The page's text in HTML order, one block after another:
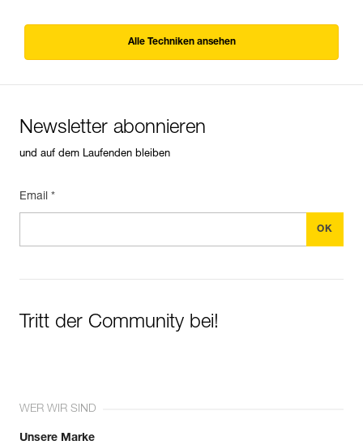
Alle Techniken ansehen
Newsletter abonnieren
und auf dem Laufenden bleiben
Email *
Tritt der Community bei!
WER WIR SIND
Unsere Marke